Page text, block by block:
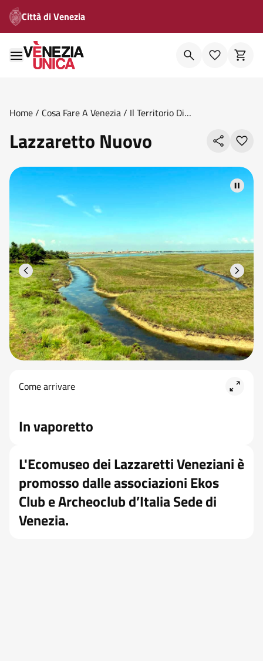
Città di Venezia
Home/ Cosa Fare A Venezia/ Il Territorio Di
Lazzaretto Nuovo
Come arrivare
in vaporetto
L'Ecomuseo dei Lazzaretti Veneziani è
promosso dalle associazioni Ekos
Club e Archeoclub d’Italia Sede di
Venezia.